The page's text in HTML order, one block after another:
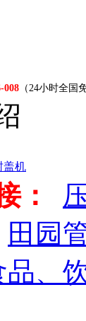
008 （24小时全国
盖机
：
田园
品、